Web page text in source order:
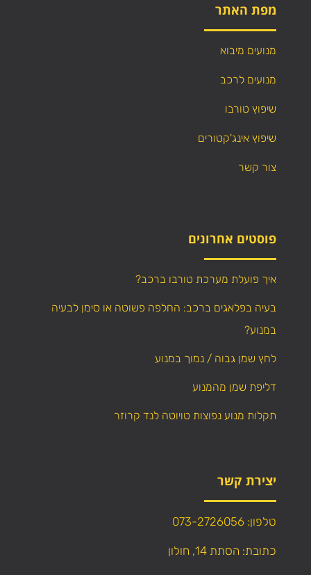
מפת האתר
מנועים מיבוא
מנועים לרכב
שיפוץ טורבו
שיפוץ אינג'קטורים
צור קשר
פוסטים אחרונים
איך פועלת מערכת טורבו ברכב?
בעיה בפלאגים ברכב: החלפה פשוטה או סימן לבעיה
במנוע?
לחץ שמן גבוה / נמוך במנוע
דליפת שמן מהמנוע
תקלות מנוע נפוצות טויוטה לנד קרוזר
יצירת קשר
טלפון: 073-2726056
כתובת: הסתת 14, חולון